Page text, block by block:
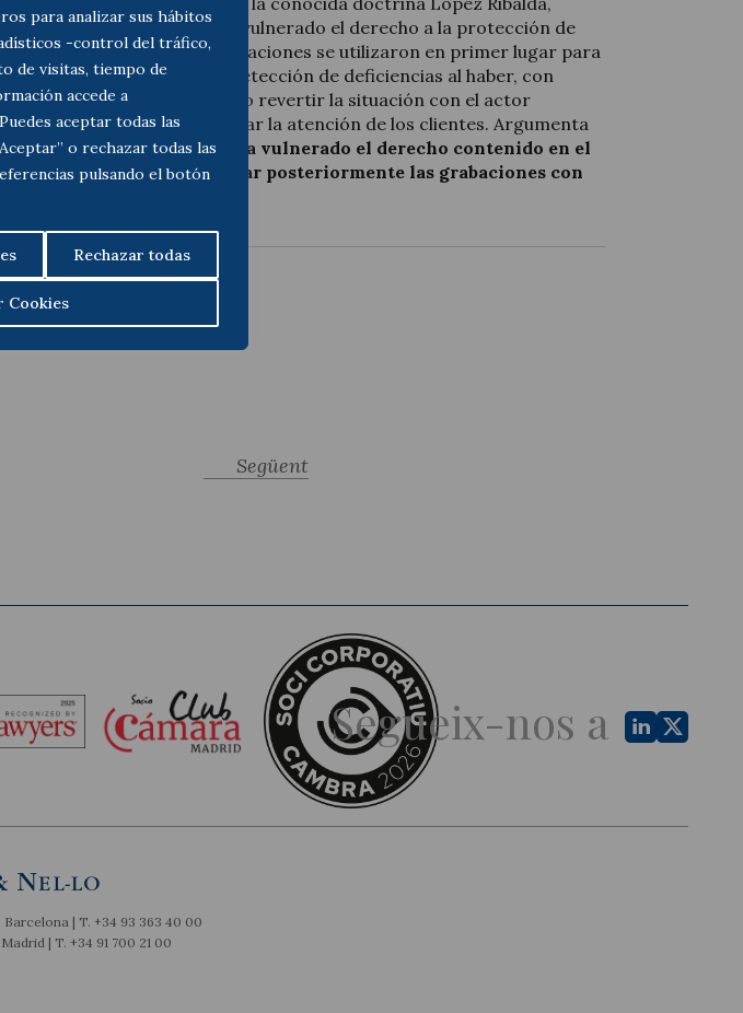
para analizar sus hábitos
-control del tráfico,
de visitas, tiempo de
accede a
Puedes aceptar todas las
o rechazar todas las
pulsando el botón
Rechazar todas
Cookies
justificando que no se ha vulnerado el derecho a la protección de
datos por cuanto las grabaciones se utilizaron en primer lugar para
la actividad formativa y detección de deficiencias al haber, con
carácter previo, intentado revertir la situación con el actor
instruyéndole para mejorar la atención de los clientes. Argumenta
de este modo queno se ha vulnerado el derecho contenido en el
artículo 18.4 CE de utilizar posteriormente las grabaciones con
Següent
Segueix-nos a
| T. +34 93 363 40 00
| T. +34 91 700 21 00